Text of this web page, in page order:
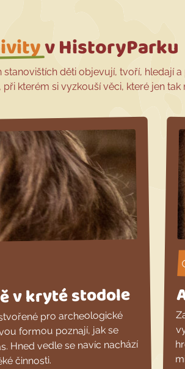
v HistoryParku
děti objevují, tvoří, hledají
kterém si vyzkouší věci, které jen tak
v kryté stodole
pro archeologické
formou poznají, jak se
Hned vedle se navíc nachází
činnosti.